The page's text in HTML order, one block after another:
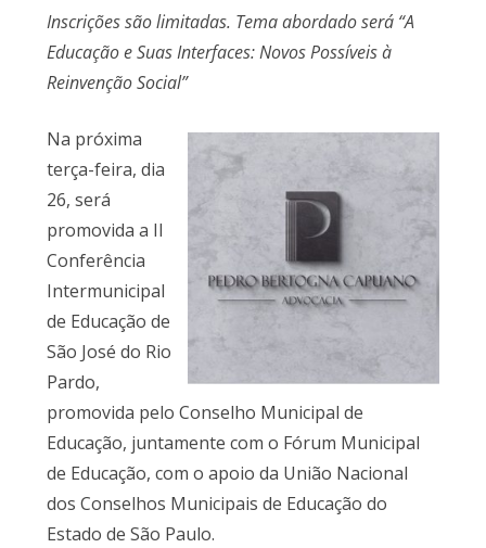
Inscrições são limitadas. Tema abordado será “A
Educação e Suas Interfaces: Novos Possíveis à
Reinvenção Social”
Na próxima
terça-feira, dia
26, será
promovida a II
Conferência
Intermunicipal
de Educação de
São José do Rio
Pardo,
promovida pelo Conselho Municipal de
Educação, juntamente com o Fórum Municipal
de Educação, com o apoio da União Nacional
dos Conselhos Municipais de Educação do
Estado de São Paulo.